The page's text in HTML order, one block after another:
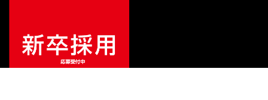
販売価格¥27,500（税込）